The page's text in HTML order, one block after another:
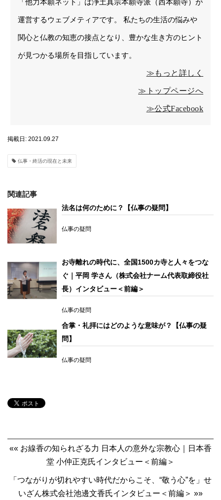
「他力本願ネット」は浄土真宗本願寺派（西本願寺）が
運営するウェブメティアです。 私たちの生活の悩みや
関心と仏教の知恵の接点となり、豊かな生き方のヒント
が見つかる場所を目指しています。
≫もっと詳しく
≫トップページへ
≫公式Facebook
掲載日: 2021.09.27
仏事・終活の現在と未来
関連記事
法名は何のために？【仏事の疑問】
仏事の疑問
お寺離れの時代に、全国1500カ寺と人々をつな
ぐ｜平岡 学さん（株式会社ナーム代表取締役社
長）インタビュー＜前編＞
仏事の疑問
合掌・礼拝にはどのような意味が？【仏事の疑
問】
仏事の疑問
«« お線香の知られざる力 日本人の意外な宗教心｜日本香
堂 小仲正克氏インタビュー＜前編＞
「つながりが切れやすい時代だからこそ、“敬う心”を」せ
いざん株式会社池邊文香氏インタビュー＜前編＞ »»